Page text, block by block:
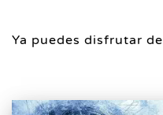
Ya puedes disfrutar